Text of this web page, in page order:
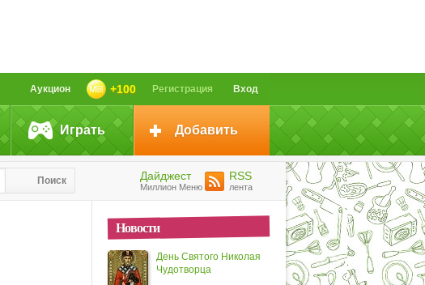
Вход
Регистрация
+100
Аукцион
Играть Добавить
Поиск Дайджест
Миллион Меню
RSS
лента
Новости
День Святого Николая
Чудотворца